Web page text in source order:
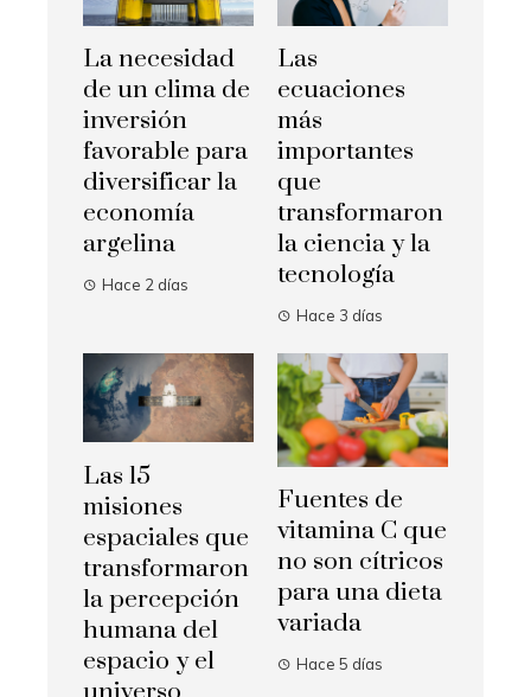
La necesidad
de un clima de
inversión
favorable para
diversificar la
economía
argelina
Hace 2 días
Las
ecuaciones
más
importantes
que
transformaron
la ciencia y la
tecnología
Hace 3 días
Las 15
misiones
espaciales que
transformaron
la percepción
humana del
espacio y el
Fuentes de
vitamina C que
no son cítricos
para una dieta
variada
Hace 5 días